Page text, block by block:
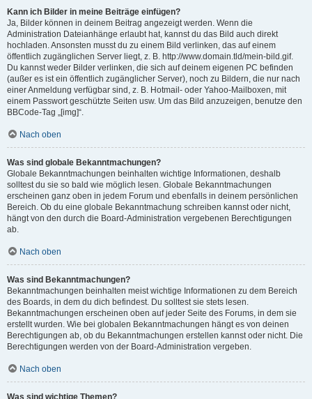
Kann ich Bilder in meine Beiträge einfügen?
Ja, Bilder können in deinem Beitrag angezeigt werden. Wenn die
Administration Dateianhänge erlaubt hat, kannst du das Bild auch direkt
hochladen. Ansonsten musst du zu einem Bild verlinken, das auf einem
öffentlich zugänglichen Server liegt, z. B. http://www.domain.tld/mein-bild.gif.
Du kannst weder Bilder verlinken, die sich auf deinem eigenen PC befinden
(außer es ist ein öffentlich zugänglicher Server), noch zu Bildern, die nur nach
einer Anmeldung verfügbar sind, z. B. Hotmail- oder Yahoo-Mailboxen, mit
einem Passwort geschützte Seiten usw. Um das Bild anzuzeigen, benutze den
BBCode-Tag „[img]“.
Nach oben
Was sind globale Bekanntmachungen?
Globale Bekanntmachungen beinhalten wichtige Informationen, deshalb
solltest du sie so bald wie möglich lesen. Globale Bekanntmachungen
erscheinen ganz oben in jedem Forum und ebenfalls in deinem persönlichen
Bereich. Ob du eine globale Bekanntmachung schreiben kannst oder nicht,
hängt von den durch die Board-Administration vergebenen Berechtigungen
ab.
Nach oben
Was sind Bekanntmachungen?
Bekanntmachungen beinhalten meist wichtige Informationen zu dem Bereich
des Boards, in dem du dich befindest. Du solltest sie stets lesen.
Bekanntmachungen erscheinen oben auf jeder Seite des Forums, in dem sie
erstellt wurden. Wie bei globalen Bekanntmachungen hängt es von deinen
Berechtigungen ab, ob du Bekanntmachungen erstellen kannst oder nicht. Die
Berechtigungen werden von der Board-Administration vergeben.
Nach oben
Was sind wichtige Themen?